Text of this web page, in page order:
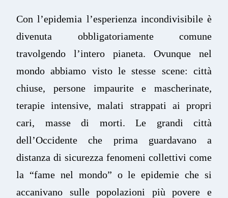
Con l’epidemia l’esperienza incondivisibile è
divenuta obbligatoriamente comune
travolgendo l’intero pianeta. Ovunque nel
mondo abbiamo visto le stesse scene: città
chiuse, persone impaurite e mascherinate,
terapie intensive, malati strappati ai propri
cari, masse di morti. Le grandi città
dell’Occidente che prima guardavano a
distanza di sicurezza fenomeni collettivi come
la “fame nel mondo” o le epidemie che si
accanivano sulle popolazioni più povere e